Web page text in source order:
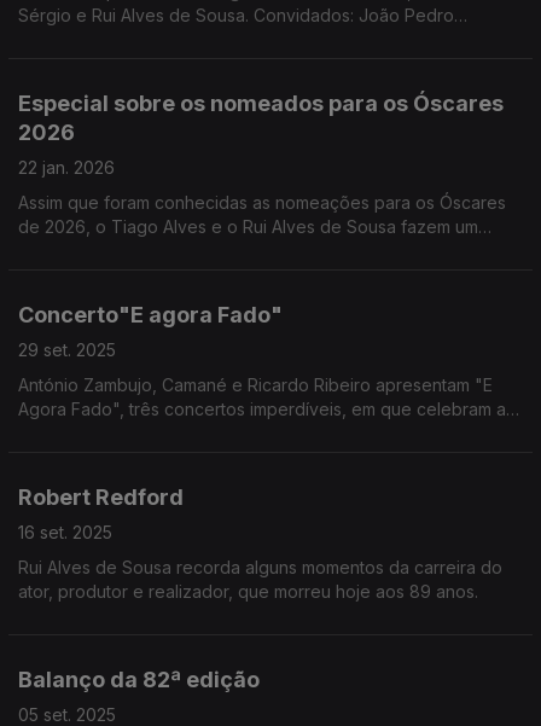
Sérgio e Rui Alves de Sousa. Convidados: João Pedro
Especial sobre os nomeados para os Óscares
2026
22 jan. 2026
Assim que foram conhecidas as nomeações para os Óscares
de 2026, o Tiago Alves e o Rui Alves de Sousa fazem um
Concerto"E agora Fado"
29 set. 2025
António Zambujo, Camané e Ricardo Ribeiro apresentam "E
Agora Fado", três concertos imperdíveis, em que celebram a
originais.
Robert Redford
16 set. 2025
Rui Alves de Sousa recorda alguns momentos da carreira do
ator, produtor e realizador, que morreu hoje aos 89 anos.
Balanço da 82ª edição
05 set. 2025